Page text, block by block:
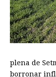
plena de
borronar